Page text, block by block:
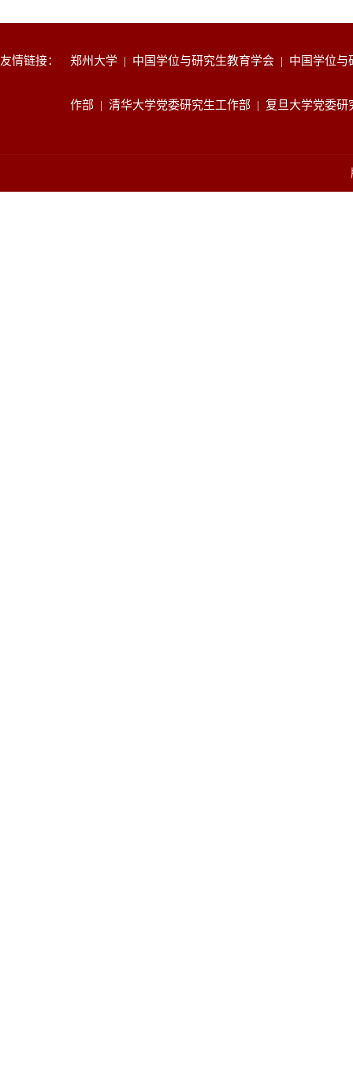
友情链接： 郑州大学 | 中国学位与研究生教育学会 | 中国学位
作部 |清华大学党委研究生工作部 | 复旦大学党委